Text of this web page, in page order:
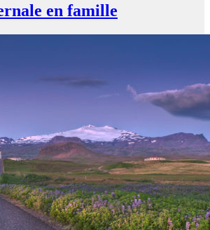
en famille